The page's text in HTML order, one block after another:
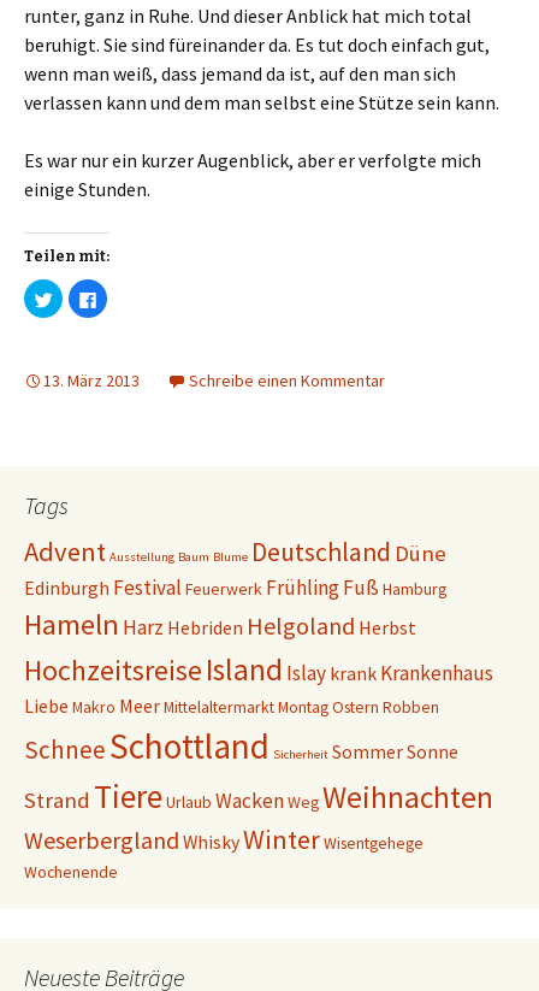
runter, ganz in Ruhe. Und dieser Anblick hat mich total
beruhigt. Sie sind füreinander da. Es tut doch einfach gut,
wenn man weiß, dass jemand da ist, auf den man sich
verlassen kann und dem man selbst eine Stütze sein kann.
Es war nur ein kurzer Augenblick, aber er verfolgte mich
einige Stunden.
Teilen mit:
K
l
u
t
r
u
t
n
(
W
i
d
i
e
u
m
e
e
K
l
u
o
k
u
t
e
l
n
(
i
d
i
n
u
m
e
e
13. März 2013 Schreibe einen Kommentar
Tags
Advent Ausstellung Baum Blume Deutschland Düne
Edinburgh Festival Feuerwerk FrühlingFuß Hamburg
Hameln Harz Hebriden Helgoland Herbst
HochzeitsreiseIsland Islay krank Krankenhaus
Liebe Makro MeerMittelaltermarktMontagOstern Robben
SchneeSchottland Sicherheit SommerSonne
Strand TiereUrlaub WackenWegWeihnachten
Weserbergland WhiskyWinterWisentgehege
Wochenende
Neueste Beiträge